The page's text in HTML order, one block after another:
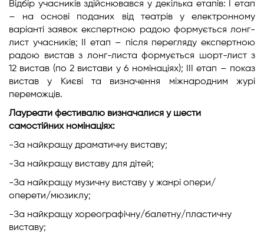
Відбір учасників здійснювався у декілька етапів: І етап
– на основі поданих від театрів у електронному
варіанті заявок експертною радою формується лонг-
лист учасників; ІІ етап – після перегляду експертною
радою вистав з лонг-листа формується шорт-лист з
12 вистав (по 2 вистави у 6 номінаціях); ІІІ етап – показ
вистав у Києві та визначення міжнародним журі
переможців.
Лауреати фестивалю визначалися у шести
самостійних номінаціях:
-​За найкращу драматичну виставу;
-​За найкращу виставу для дітей;
-​За найкращу музичну виставу у жанрі опери/
оперети/мюзиклу;
-​За найкращу хореографічну/балетну/пластичну
виставу;